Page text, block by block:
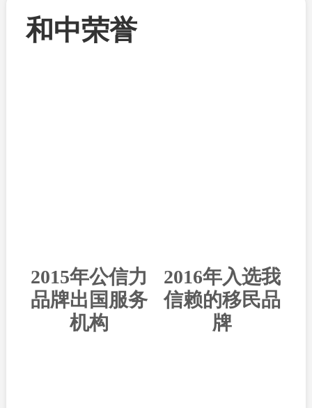
和中荣誉
2015年公信力
品牌出国服务
机构
2016年入选我
信赖的移民品
牌